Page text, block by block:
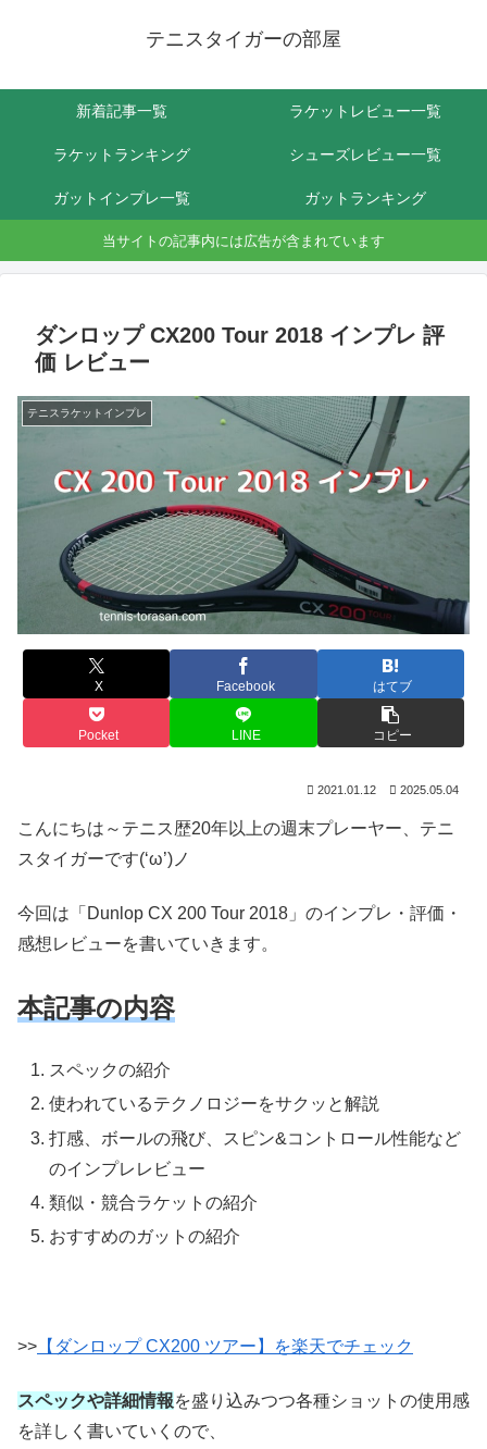
テニスタイガーの部屋
新着記事一覧 ラケットレビュー一覧
ラケットランキング シューズレビュー一覧
ガットインプレ一覧 ガットランキング
当サイトの記事内には広告が含まれています
ダンロップ CX200 Tour 2018 インプレ 評
価 レビュー
テニスラケットインプレ
X Facebook はてブ
Pocket LINE コピー
2021.01.12 2025.05.04
こんにちは～テニス歴20年以上の週末プレーヤー、テニ
スタイガーです(‘ω’)ノ
今回は「Dunlop CX 200 Tour 2018」のインプレ・評価・
感想レビューを書いていきます。
本記事の内容
スペックの紹介
使われているテクノロジーをサクッと解説
打感、ボールの飛び、スピン&コントロール性能など
のインプレレビュー
類似・競合ラケットの紹介
おすすめのガットの紹介
>> 【ダンロップ CX200 ツアー】を楽天でチェック
スペックや詳細情報を盛り込みつつ各種ショットの使用感
を詳しく書いていくので、